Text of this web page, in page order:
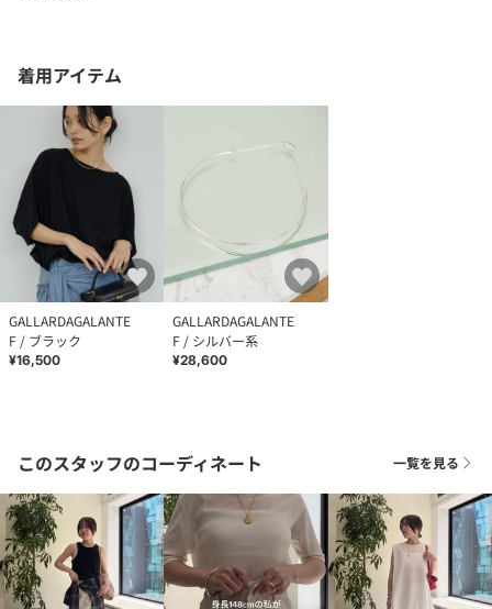
着用アイテム
GALLARDAGALANTE
F / ブラック
¥16,500
GALLARDAGALANTE
F / シルバー系
¥28,600
このスタッフのコーディネート 一覧を見る